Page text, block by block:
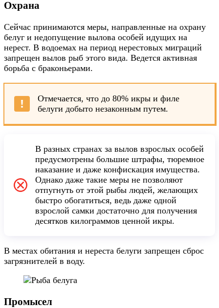
Охрана
Сейчас принимаются меры, направленные на охрану
белуг и недопущение вылова особей идущих на
нерест. В водоемах на период нерестовых миграций
запрещен вылов рыб этого вида. Ведется активная
борьба с браконьерами.
Отмечается, что до 80% икры и филе
белуги добыто незаконным путем.
В разных странах за вылов взрослых особей
предусмотрены большие штрафы, тюремное
наказание и даже конфискация имущества.
Однако даже такие меры не позволяют
отпугнуть от этой рыбы людей, желающих
быстро обогатиться, ведь даже одной
взрослой самки достаточно для получения
десятков килограммов ценной икры.
В местах обитания и нереста белуги запрещен сброс
загрязнителей в воду.
Промысел